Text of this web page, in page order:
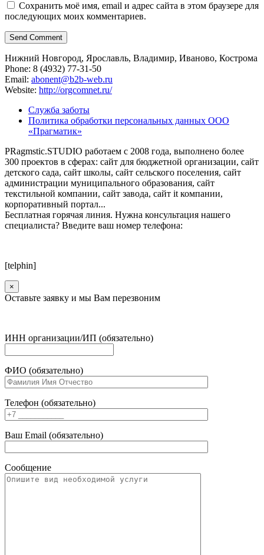
Сохранить моё имя, email и адрес сайта в этом браузере для
последующих моих комментариев.
Нижний Новгород, Ярославль, Владимир, Иваново, Кострома
Phone: 8 (4932) 77-31-50
Email: abonent@b2b-web.ru
Website: http://orgcomnet.ru/
Служба заботы
Политика обработки персональных данных ООО
«Прагматик»
PRagmstic.STUDIO работаем с 2008 года, выполнено более
300 проектов в сферах: сайт для бюджетной организации, сайт
детского сада, сайт школы, сайт сельского поселения, сайт
администрации муниципального образования, сайт
текстильной компании, сайт завода, сайт it компании,
корпоративный портал...
Бесплатная горячая линия. Нужна консультация нашего
специалиста? Введите ваш номер телефона:
[telphin]
×
Оставьте заявку и мы Вам перезвоним
ИНН организации/ИП (обязательно)
ФИО (обязательно)
Телефон (обязательно)
Ваш Email (обязательно)
Сообщение